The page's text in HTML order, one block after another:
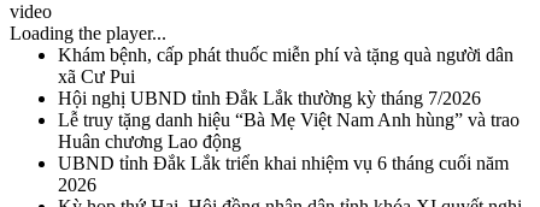
video
Loading the player...
Khám bệnh, cấp phát thuốc miễn phí và tặng quà người dân
xã Cư Pui
Hội nghị UBND tỉnh Đắk Lắk thường kỳ tháng 7/2026
Lễ truy tặng danh hiệu “Bà Mẹ Việt Nam Anh hùng” và trao
Huân chương Lao động
UBND tỉnh Đắk Lắk triển khai nhiệm vụ 6 tháng cuối năm
2026